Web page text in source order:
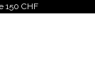
150 CHF